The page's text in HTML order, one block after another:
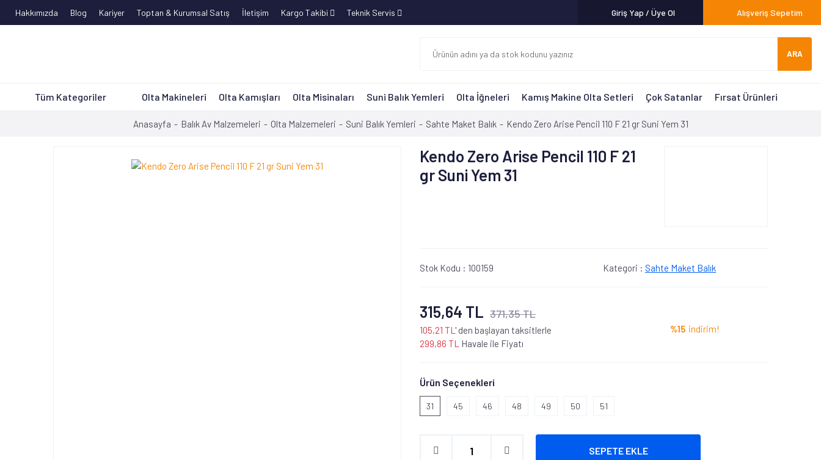
Hakkımızda Blog Kariyer Toptan & Kurumsal Satış İletişim Kargo Takibi Teknik Servis Giriş Yap / Üye Ol Alışveriş Sepetim
ARA
Tüm Kategoriler Olta Makineleri Olta Kamışları Olta Misinaları Suni Balık Yemleri Olta İğneleri Kamış Makine Olta Setleri Çok Satanlar Fırsat Ürünleri
Anasayfa Balık Av Malzemeleri Olta Malzemeleri Suni Balık Yemleri Sahte Maket Balık Kendo Zero Arise Pencil 110 F 21 gr Suni Yem 31
Kendo Zero Arise Pencil 110 F 21
gr Suni Yem 31
Stok Kodu : 100159 Kategori : Sahte Maket Balık
315,64 TL 371,35 TL
105,21 TL ' den başlayan taksitlerle %15 indirim!
299,86 TL
Havale ile Fiyatı
Ürün Seçenekleri
31 45 46 48 49 50 51
SEPETE EKLE